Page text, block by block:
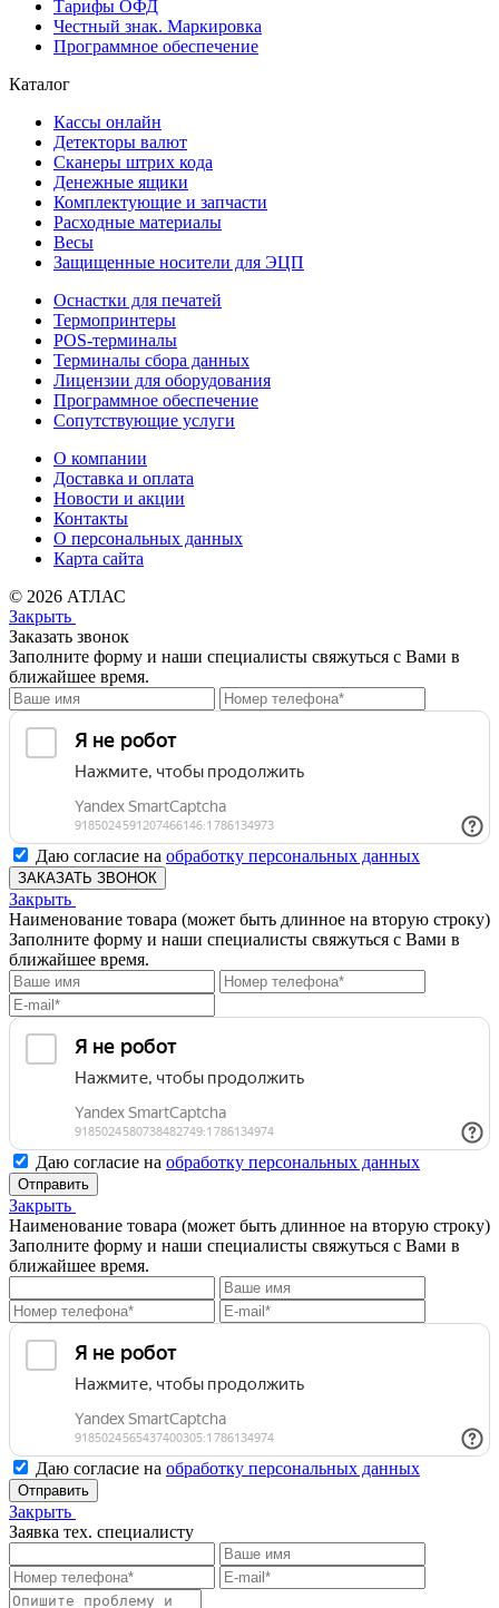
Тарифы ОФД
Честный знак. Маркировка
Программное обеспечение
Каталог
Кассы онлайн
Детекторы валют
Сканеры штрих кода
Денежные ящики
Комплектующие и запчасти
Расходные материалы
Весы
Защищенные носители для ЭЦП
Оснастки для печатей
Термопринтеры
POS-терминалы
Терминалы сбора данных
Лицензии для оборудования
Программное обеспечение
Сопутствующие услуги
О компании
Доставка и оплата
Новости и акции
Контакты
О персональных данных
Карта сайта
© 2026 АТЛАС
Закрыть
Заказать звонок
Заполните форму и наши специалисты свяжуться с Вами в
ближайшее время.
Даю согласие на обработку персональных данных
ЗАКАЗАТЬ ЗВОНОК
Закрыть
Наименование товара (может быть длинное на вторую строку)
Заполните форму и наши специалисты свяжуться с Вами в
ближайшее время.
Даю согласие на обработку персональных данных
Отправить
Закрыть
Наименование товара (может быть длинное на вторую строку)
Заполните форму и наши специалисты свяжуться с Вами в
ближайшее время.
Даю согласие на обработку персональных данных
Отправить
Закрыть
Заявка тех. специалисту